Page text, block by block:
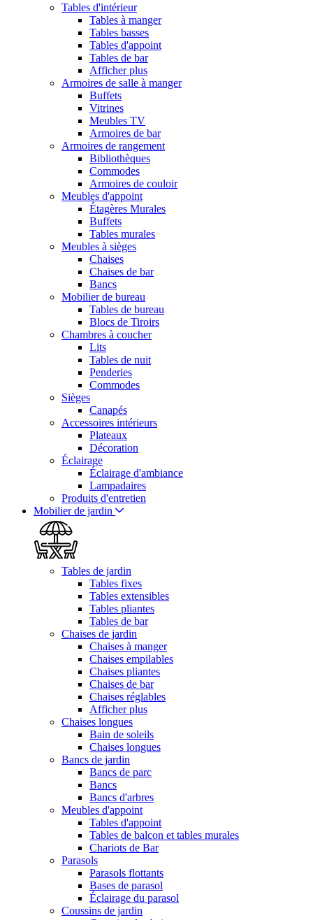
Tables d'intérieur
Tables à manger
Tables basses
Tables d'appoint
Tables de bar
Afficher plus
Armoires de salle à manger
Buffets
Vitrines
Meubles TV
Armoires de bar
Armoires de rangement
Bibliothèques
Commodes
Armoires de couloir
Meubles d'appoint
Étagères Murales
Buffets
Tables murales
Meubles à sièges
Chaises
Chaises de bar
Bancs
Mobilier de bureau
Tables de bureau
Blocs de Tiroirs
Chambres à coucher
Lits
Tables de nuit
Penderies
Commodes
Sièges
Canapés
Accessoires intérieurs
Plateaux
Décoration
Éclairage
Éclairage d'ambiance
Lampadaires
Produits d'entretien
Mobilier de jardin
Tables de jardin
Tables fixes
Tables extensibles
Tables pliantes
Tables de bar
Chaises de jardin
Chaises à manger
Chaises empilables
Chaises pliantes
Chaises de bar
Chaises réglables
Afficher plus
Chaises longues
Bain de soleils
Chaises longues
Bancs de jardin
Bancs de parc
Bancs
Bancs d'arbres
Meubles d'appoint
Tables d'appoint
Tables de balcon et tables murales
Chariots de Bar
Parasols
Parasols flottants
Bases de parasol
Éclairage du parasol
Coussins de jardin